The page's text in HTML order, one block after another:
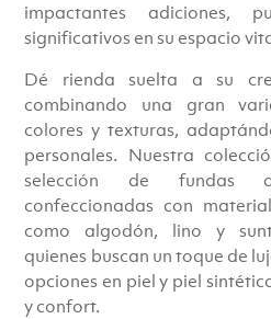
impactantes adiciones,
significativos en su espacio
Dé rienda suelta a su
combinando una gran
colores y texturas,
personales. Nuestra
selección de fundas
confeccionadas con
como algodón, lino y
quienes buscan un toque de
opciones en piel y piel
y confort.